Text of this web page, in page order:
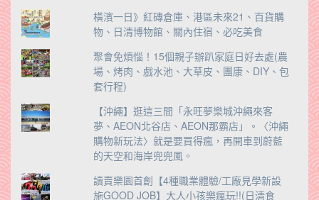
橫濱一日》紅磚倉庫、港區未來21、百貨購
物、日清博物館、關內住宿、必吃美食
聚會免煩惱！15個親子辦趴家庭日好去處(農
場、烤肉、戲水池、大草皮、團康、DIY、包
套行程)
【沖繩】逛這三間「永旺夢樂城沖繩來客
夢、AEON北谷店、AEON那霸店」。〈沖繩
購物新玩法〉就是要買得瘋，再開車到蔚藍
的天空和海岸兜兜風。
讀賣樂園首創【4種職業體驗/工廠見學新設
施GOOD JOB】大人小孩樂瘋玩!!(日清食